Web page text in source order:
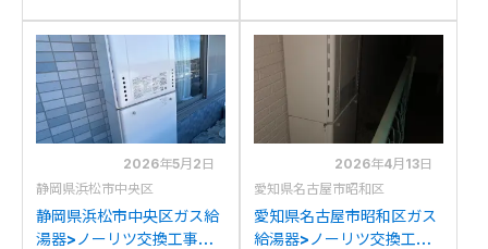
2050SAWXからノーリツ
GT-2070SAW BLへの交
換
VD2401SAW2-3からノー
リツGT-2070SAW BLへ
2026年5月2日
静岡県浜松市中央区
静岡県浜松市中央区ガス給
湯器>ノーリツ交換工事施
2026年4月13日
愛知県名古屋市昭和区
愛知県名古屋市昭和区ガス
給湯器>ノーリツ交換工事